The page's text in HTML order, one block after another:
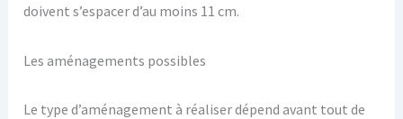
doivent s’espacer d’au moins 11 cm.
Les aménagements possibles
Le type d’aménagement à réaliser dépend avant tout de